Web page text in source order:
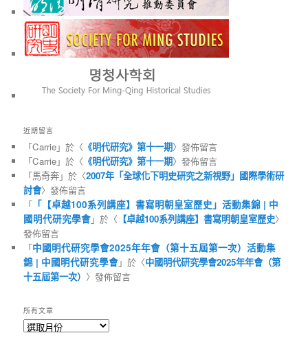
近期留言
「Carrie」於〈 《明代研究》第十一期〉發佈留言
「Carrie」於〈 《明代研究》第十一期〉發佈留言
「馬奇奔」於〈2007年「全球化下明史研究之新視野」國際學術研
討會〉發佈留言
「 「【卓越100系列講座】書寫明朝皇室歷史」活動集錦 | 中
國明代研究學會」於〈 【卓越100系列講座】書寫明朝皇室歷史〉
發佈留言
「中國明代研究學會2025年年會（第十五屆第一次）活動集
錦 | 中國明代研究學會」於〈中國明代研究學會2025年年會（第
十五屆第一次） 〉發佈留言
所有文章
所